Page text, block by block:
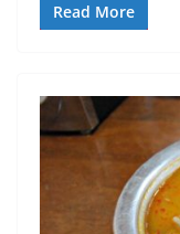
Read More